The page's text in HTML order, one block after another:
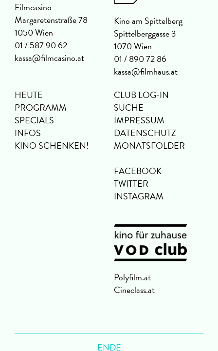
Filmcasino
Margaretenstraße 78
1050 Wien
01 / 587 90 62
kassa@filmcasino.at
Kino am Spittelberg
Spittelberggasse 3
1070 Wien
01 / 890 72 86
kassa@filmhaus.at
HEUTE
PROGRAMM
SPECIALS
INFOS
KINO SCHENKEN!
CLUB LOG-IN
SUCHE
IMPRESSUM
DATENSCHUTZ
MONATSFOLDER
FACEBOOK
TWITTER
INSTAGRAM
Polyfilm.at
Cineclass.at
ENDE